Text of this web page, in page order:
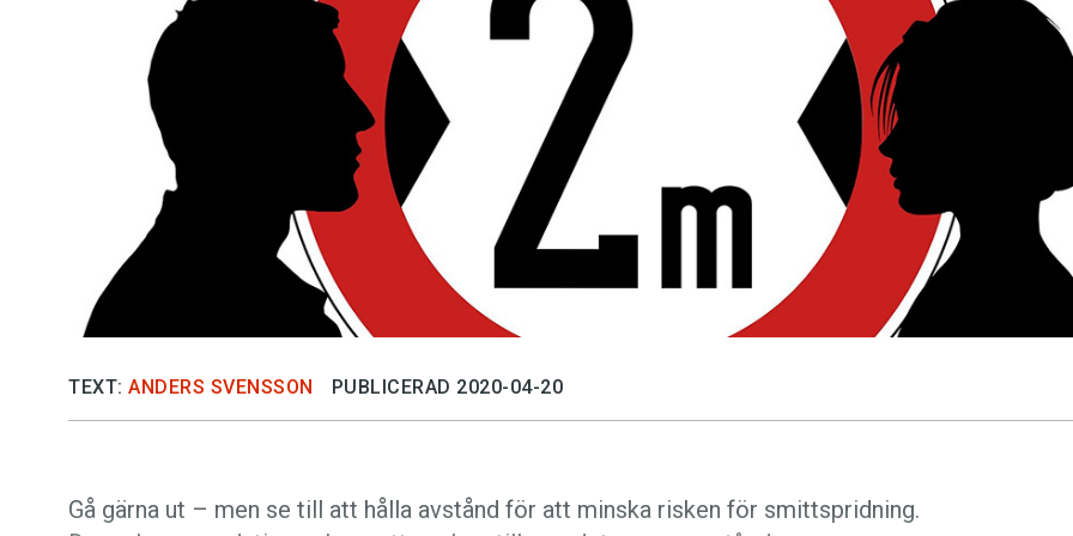
Kviss
Podden
Anmäl till språkpolisen
Föreslå nyord
Annonsera
Prenumerera
Press
TEXT: ANDERS SVENSSON PUBLICERAD 2020-04-20
Gå gärna ut – men se till att hålla avstånd för att minska risken för smittspridning.